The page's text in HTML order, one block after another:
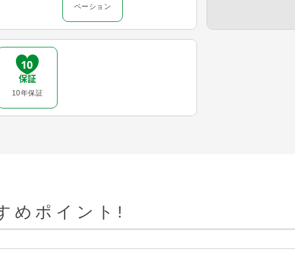
ベーション
10年保証
めポイント!